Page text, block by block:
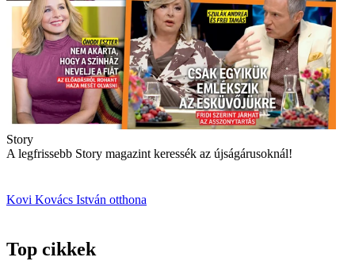
Story
A legfrissebb Story magazint keressék az újságárusoknál!
Kovi Kovács István otthona
Top cikkek